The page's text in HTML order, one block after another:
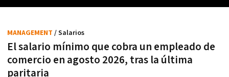
El salario mínimo que cobra un empleado de
comercio en agosto 2026, tras la última
paritaria
MANAGEMENT / Salarios